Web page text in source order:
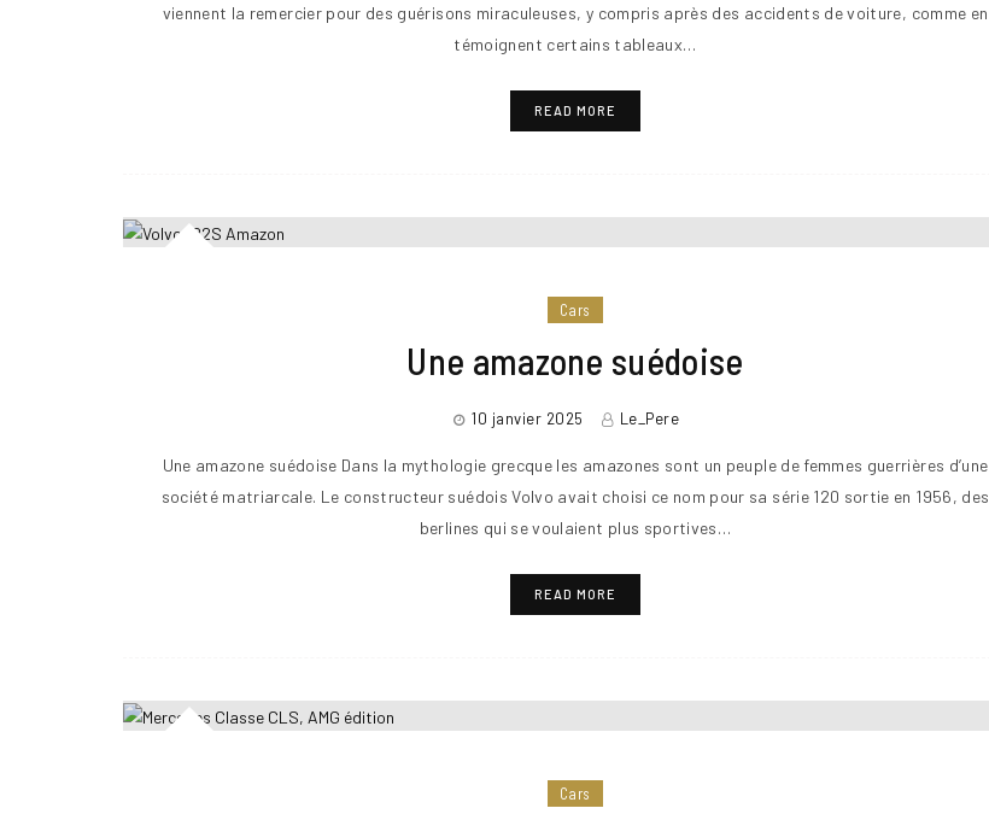
viennent la remercier pour des guérisons miraculeuses, y compris après des accidents de voiture, comme en
témoignent certains tableaux…
READ MORE
Cars
Une amazone suédoise
10 janvier 2025 Le_Pere
Une amazone suédoise Dans la mythologie grecque les amazones sont un peuple de femmes guerrières d’une
société matriarcale. Le constructeur suédois Volvo avait choisi ce nom pour sa série 120 sortie en 1956, des
berlines qui se voulaient plus sportives…
READ MORE
Cars